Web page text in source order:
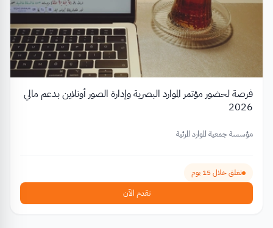
فرصة لحضور مؤتمر الموارد البصرية وإدارة الصور أونلاين بدعم مالي
2026
مؤسسة جمعية الموارد المرئية
تغلق خلال 15 يوم
تقدم الآن